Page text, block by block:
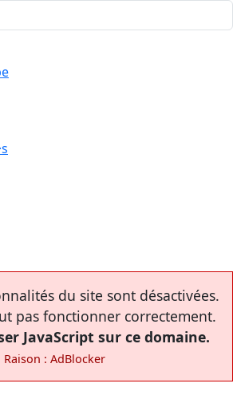
du site sont désactivées.
pas fonctionner correctement.
JavaScript sur ce domaine.
Raison : AdBlocker